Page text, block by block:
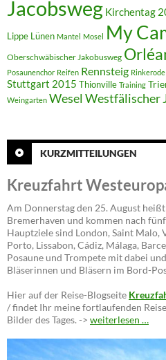
Jacobsweg Kirchentag
Lippe Lünen Mantel Mosel My
Oberschwäbischer Jakobusweg
Posaunenchor Reifen Rennsteig Rinkerode
Stuttgart 2015 Thionville Training
Weingarten Wesel Westfälischer
KURZMITTEILUNGEN
Kreuzfahrt
Am Donnerstag den 25. August heißt
Bremerhaven und kommen nach
Hauptziele sind London, Saint Malo,
Porto, Lissabon, Cádiz, Málaga,
Posaune und Trompete mit dabei
Bläserinnen und Bläsern im Bord-
Hier auf der Reise-Blogseite
/ findet Ihr meine fortlaufenden
Bilder des Tages. -> weiterlesen …